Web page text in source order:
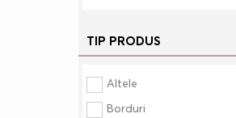
TIP PRODUS
Altele
Borduri